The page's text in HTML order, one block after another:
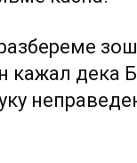
кажал дека